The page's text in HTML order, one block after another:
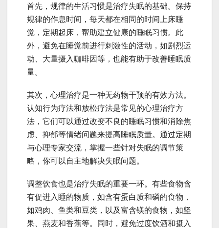
首先，规律的生活习惯是治疗失眠的基础。保持
规律的作息时间，每天都在相同的时间上床睡
觉，定期起床，帮助建立健康的睡眠习惯。此
外，避免在睡觉前进行刺激性的活动，如剧烈运
动、大量摄入咖啡因等，也能有助于改善睡眠质
量。
其次，心理治疗是一种无药物干预的有效方法。
认知行为疗法和放松疗法是常见的心理治疗方
法，它们可以通过改变不良的睡眠习惯和消除焦
虑、抑郁等情绪问题来提高睡眠质量。通过定期
与心理专家交流，掌握一些针对失眠的调节策
略，你可以自主地解决失眠问题。
调整饮食也是治疗失眠的重要一环。有些食物含
有促进入睡的物质，如含有蛋白质和磷的食物，
如鸡肉、鱼类和豆类，以及富含镁的食物，如坚
果、燕麦和香蕉等。同时，避免过度饮酒和摄入